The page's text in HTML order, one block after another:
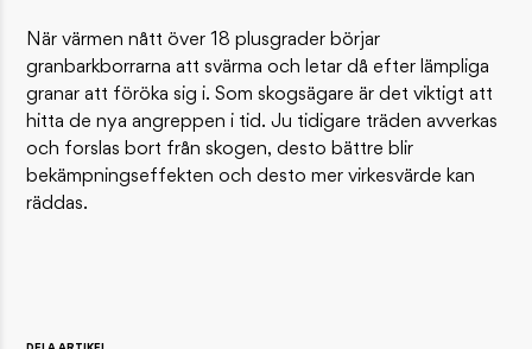
När värmen nått över 18 plusgrader börjar
granbarkborrarna att svärma och letar då efter lämpliga
granar att föröka sig i. Som skogsägare är det viktigt att
hitta de nya angreppen i tid. Ju tidigare träden avverkas
och forslas bort från skogen, desto bättre blir
bekämpningseffekten och desto mer virkesvärde kan
räddas.